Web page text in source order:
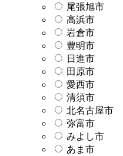
尾張旭市
高浜市
岩倉市
豊明市
日進市
田原市
愛西市
清須市
北名古屋市
弥富市
みよし市
あま市